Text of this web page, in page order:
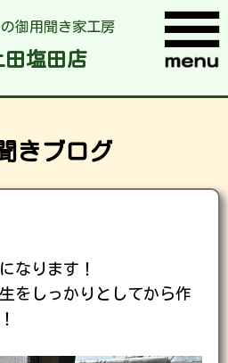
御用聞き家工房
田塩田店
きブログ
なります！
をしっかりとしてから作